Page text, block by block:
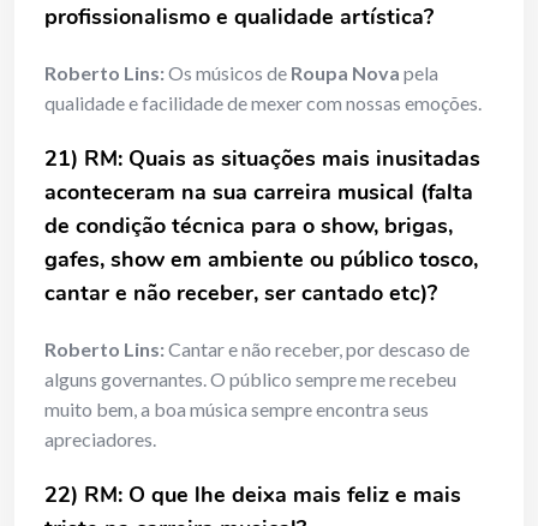
profissionalismo e qualidade artística?
Roberto Lins:Os músicos de Roupa Nova pela
qualidade e facilidade de mexer com nossas emoções.
21) RM: Quais as situações mais inusitadas
aconteceram na sua carreira musical (falta
de condição técnica para o show, brigas,
gafes, show em ambiente ou público tosco,
cantar e não receber, ser cantado etc)?
Roberto Lins:Cantar e não receber, por descaso de
alguns governantes. O público sempre me recebeu
muito bem, a boa música sempre encontra seus
apreciadores.
22) RM: O que lhe deixa mais feliz e mais